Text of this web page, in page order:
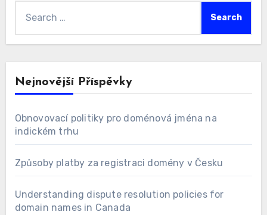
for:
Nejnovější Příspěvky
Obnovovací politiky pro doménová jména na
indickém trhu
Způsoby platby za registraci domény v Česku
Understanding dispute resolution policies for
domain names in Canada